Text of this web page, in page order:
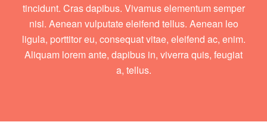
tincidunt. Cras dapibus. Vivamus elementum semper
nisi. Aenean vulputate eleifend tellus. Aenean leo
ligula, porttitor eu, consequat vitae, eleifend ac, enim.
Aliquam lorem ante, dapibus in, viverra quis, feugiat
a, tellus.